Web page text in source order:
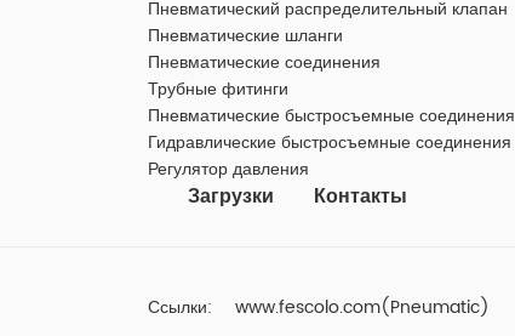
Пневматический распределительный клапан
Пневматические шланги
Пневматические соединения
Трубные фитинги
Пневматические быстросъемные соединения
Гидравлические быстросъемные соединения
Регулятор давления
Загрузки Контакты
Ссылки: www.fescolo.com(Pneumatic)